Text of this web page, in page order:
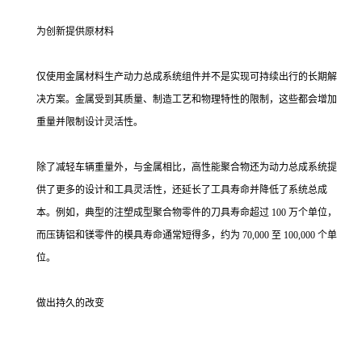
为创新提供原材料
仅使用金属材料生产动力总成系统组件并不是实现可持续出行的长期解
决方案。金属受到其质量、制造工艺和物理特性的限制，这些都会增加
重量并限制设计灵活性。
除了减轻车辆重量外，与金属相比，高性能聚合物还为动力总成系统提
供了更多的设计和工具灵活性，还延长了工具寿命并降低了系统总成
本。例如，典型的注塑成型聚合物零件的刀具寿命超过 100 万个单位，
而压铸铝和镁零件的模具寿命通常短得多，约为 70,000 至 100,000 个单
位。
做出持久的改变